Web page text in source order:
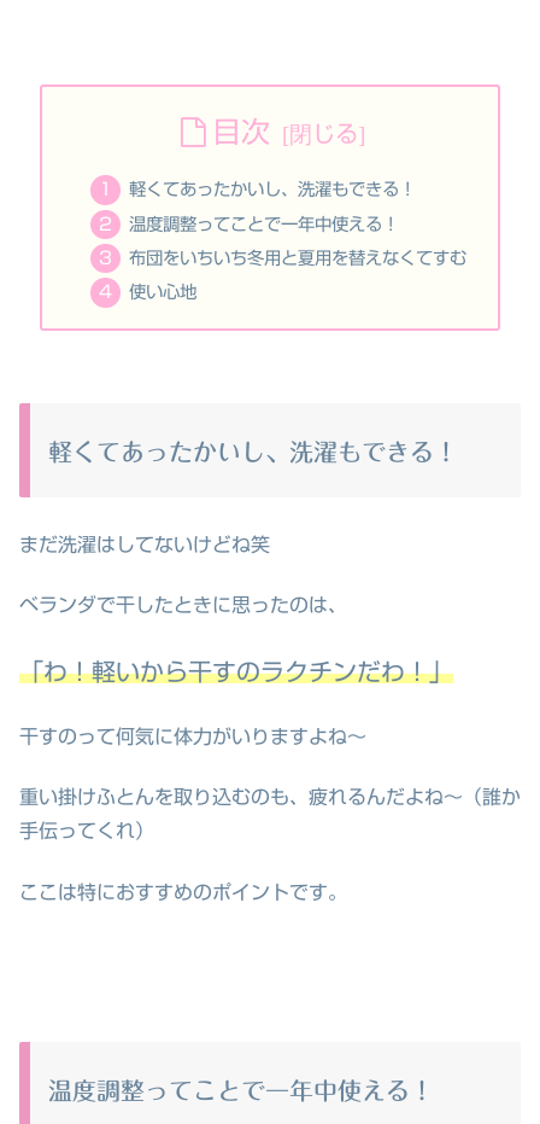
目次
軽くてあったかいし、洗濯もできる！
温度調整ってことで一年中使える！
布団をいちいち冬用と夏用を替えなくてすむ
使い心地
軽くてあったかいし、洗濯もできる！
まだ洗濯はしてないけどね笑
ベランダで干したときに思ったのは、
「わ！軽いから干すのラクチンだわ！」
干すのって何気に体力がいりますよね～
重い掛けふとんを取り込むのも、疲れるんだよね～（誰か
手伝ってくれ）
ここは特におすすめのポイントです。
温度調整ってことで一年中使える！